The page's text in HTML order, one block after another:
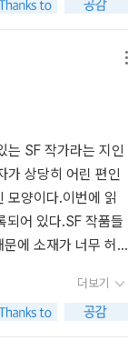
르치게 된 ‘나’는 태
대해 호기심 반 걱
달이 되던 날, ‘마
게 선언한다. ‘나’는
’가 춤을 배우려고
라〉 세 번째 팔을 이
고 싶어서 긴 취재 여
이야기를 통해 ‘사
를 사랑하는 일은 우
모두 필요하다는 것
각이 어긋나버린
의 불일치를 치료하
서 그들이 어떤 감
김초엽이 단순히 잘
작가라는 생각도 들었
볼수 있는 소설이
순간 저는 여전히 로
제가 앞으로도 어쩌
그걸 깨닫는 기분이
없는 것이 당신에게
새로운 세계의 사람
곳을 사랑하게 만드
그냥 동시에 존재하
하게 만드는 것들이
엄마가 힘이 빠진 게
엄마를 생각하면 마
인적으로는 제일 흥
성에 원래 서식하고
체를 먹어야 살 수 있
길고 긴 싸움 끝에,
는 SF 작가라는 지인
가 상당히 어린 편인
모양이다.이번에 읽
되어 있다.SF 작품들
에 소재가 너무 허
히 재미있게 읽을 수
가 적혀 있지 않아
음 열면 '최후의 라이
더보기